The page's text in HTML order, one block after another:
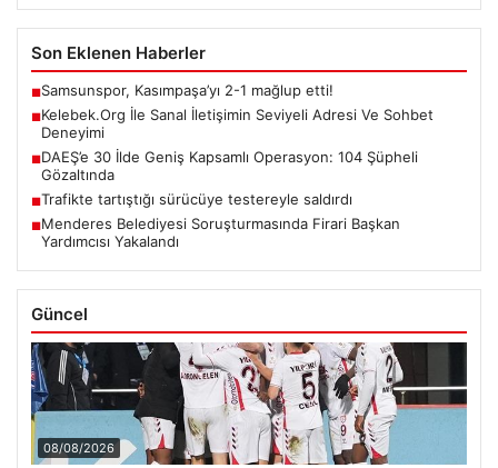
Son Eklenen Haberler
■Samsunspor, Kasımpaşa’yı 2-1 mağlup etti!
■Kelebek.Org İle Sanal İletişimin Seviyeli Adresi Ve Sohbet
Deneyimi
■DAEŞ’e 30 İlde Geniş Kapsamlı Operasyon: 104 Şüpheli
Gözaltında
■Trafikte tartıştığı sürücüye testereyle saldırdı
■Menderes Belediyesi Soruşturmasında Firari Başkan
Yardımcısı Yakalandı
Güncel
08/08/2026